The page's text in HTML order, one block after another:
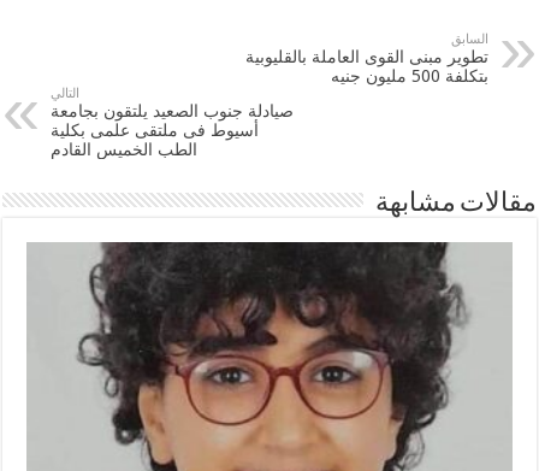
السابق
تطوير مبنى القوى العاملة بالقليوبية
بتكلفة 500 مليون جنيه
التالي
صيادلة جنوب الصعيد يلتقون بجامعة
أسيوط فى ملتقى علمى بكلية
الطب الخميس القادم
مقالات مشابهة